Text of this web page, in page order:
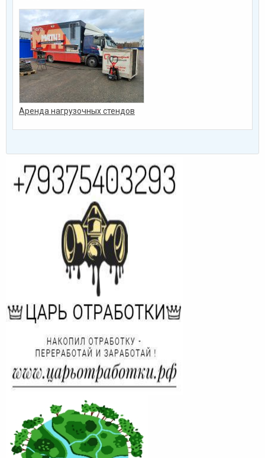
Аренда нагрузочных стендов